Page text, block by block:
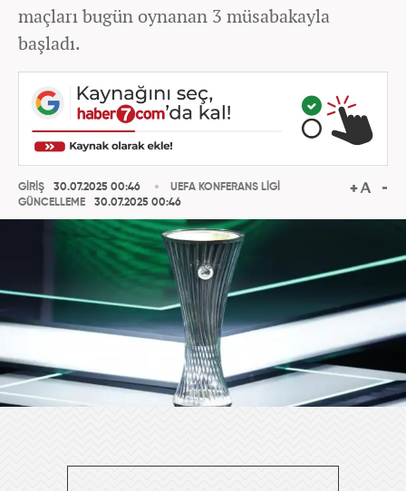
maçları bugün oynanan 3 müsabakayla
başladı.
GİRİŞ
30.07.2025 00:46
GÜNCELLEME
30.07.2025 00:46
UEFA KONFERANS LİGİ